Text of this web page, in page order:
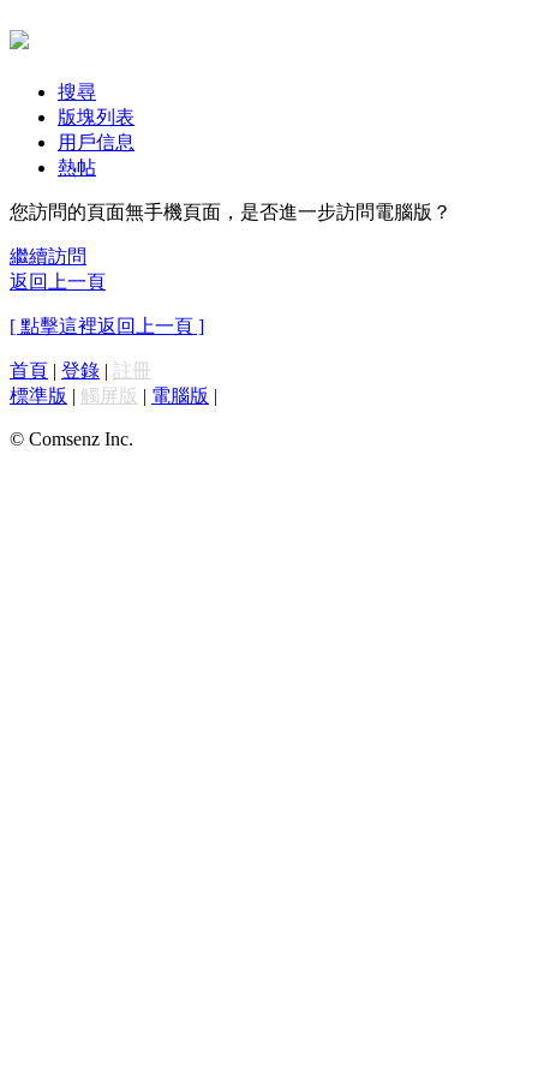
搜尋
版塊列表
用戶信息
熱帖
您訪問的頁面無手機頁面，是否進一步訪問電腦版？
繼續訪問
返回上一頁
[ 點擊這裡返回上一頁 ]
首頁 | 登錄 | 註冊
標準版 | 觸屏版 | 電腦版 |
© Comsenz Inc.